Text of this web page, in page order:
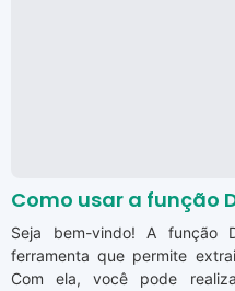
Como usar a função
Seja bem-vindo! A função
ferramenta que permite
Com ela, você pode